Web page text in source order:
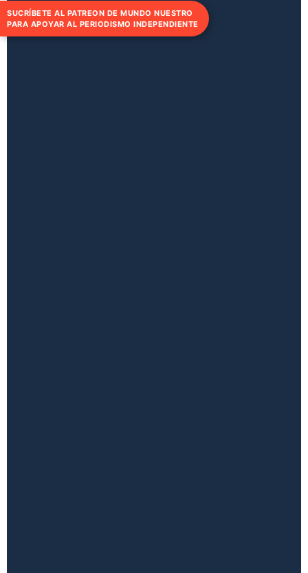
SUCRÍBETE AL PATREON DE MUNDO NUESTRO
PARA APOYAR AL PERIODISMO INDEPENDIENTE